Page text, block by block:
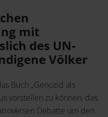
mit
des UN-
Völker
Buch „Genozid als
vorstellen zu können, das
Debatte um den